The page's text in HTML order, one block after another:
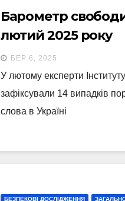
Барометр
лютий 2025 року
БЕР 6, 2025
У лютому експерти
зафіксували 14 випадків
слова в Україні
БЕЗПЕКОВІ ДОСЛІДЖЕННЯ